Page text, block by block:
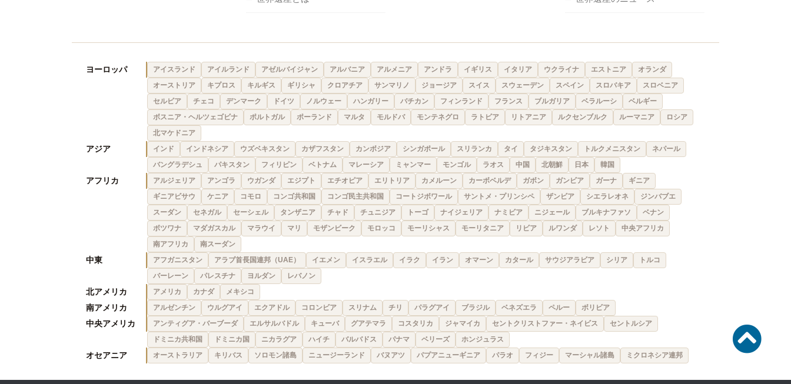
ヨーロッパ アイスランド アイルランド アゼルバイジャン アルバニア アルメニア アンドラ イギリス イタリア ウクライナ エストニア
オランダ
オーストリア
キプロス キルギス ギリシャ クロアチア サンマリノ ジョージア スイス スウェーデン スペイン スロバキア
スロベニア
セルビア
チェコ デンマーク ドイツ ノルウェー ハンガリー バチカン フィンランド フランス ブルガリア ベラルーシ
ベルギー
ボスニア・ヘルツェゴビナ
ポルトガル ポーランド マルタ モルドバ モンテネグロ ラトビア リトアニア ルクセンブルク ルーマニア
ロシア
北マケドニア
アジア インド インドネシア ウズベキスタン カザフスタン カンボジア シンガポール スリランカ タイ タジキスタン トルクメニスタン
ネパール
バングラデシュ
パキスタン フィリピン ベトナム マレーシア ミャンマー モンゴル ラオス 中国 北朝鮮 日本 韓国
アフリカ アルジェリア アンゴラ ウガンダ エジプト エチオピア エリトリア カメルーン カーボベルデ ガボン ガンビア ガーナ
ギニア
ギニアビサウ
ケニア コモロ コンゴ共和国 コンゴ民主共和国 コートジボワール サントメ・プリンシペ ザンビア シエラレオネ
ジンバブエ
スーダン
セネガル セーシェル タンザニア チャド チュニジア トーゴ ナイジェリア ナミビア ニジェール ブルキナファソ
ベナン
ボツワナ
マダガスカル マラウイ マリ モザンビーク モロッコ モーリシャス モーリタニア リビア ルワンダ レソト
中央アフリカ
南アフリカ
南スーダン
中東 アフガニスタン アラブ首長国連邦（UAE） イエメン イスラエル イラク イラン オマーン カタール サウジアラビア シリア
トルコ
バーレーン
パレスチナ ヨルダン レバノン
北アメリカ アメリカ カナダ メキシコ
南アメリカ アルゼンチン ウルグアイ エクアドル コロンビア スリナム チリ パラグアイ ブラジル ベネズエラ ペルー ボリビア
中央アメリカ アンティグア・バーブーダ エルサルバドル キューバ グアテマラ コスタリカ ジャマイカ セントクリストファー・ネイビス
セントルシア
ドミニカ共和国
ドミニカ国 ニカラグア ハイチ バルバドス パナマ ベリーズ ホンジュラス
オセアニア オーストラリア キリバス ソロモン諸島 ニュージーランド バヌアツ パプアニューギニア パラオ フィジー マーシャル諸島 ミクロネシア連邦